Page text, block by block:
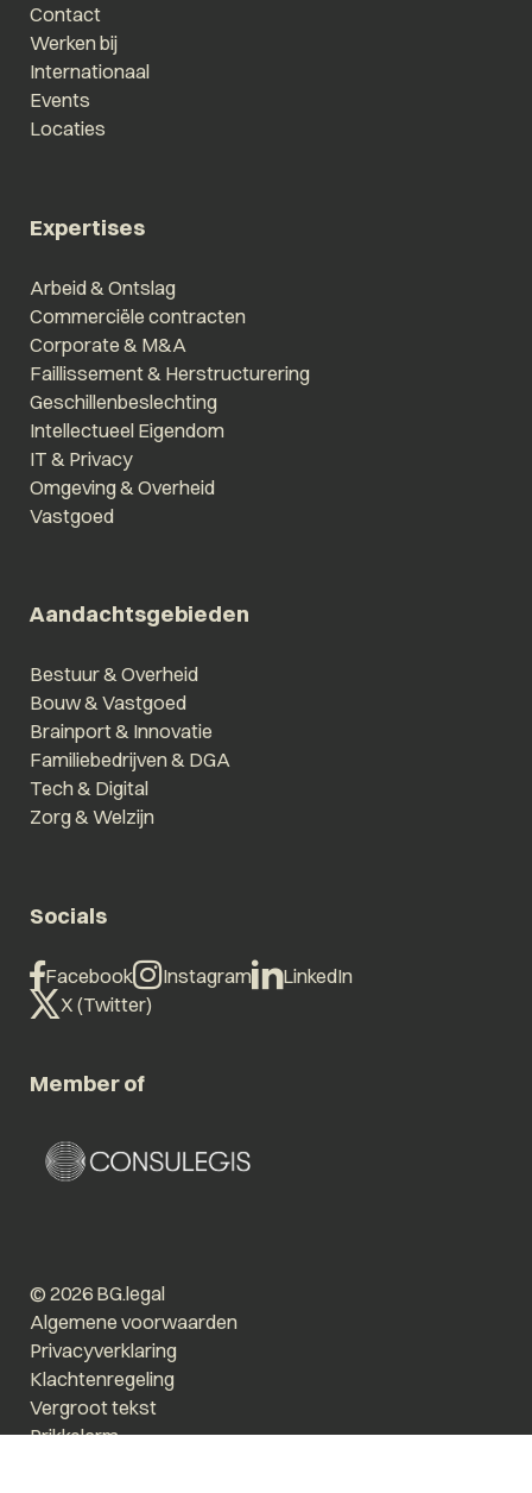
Contact
Werken bij
Internationaal
Events
Locaties
Expertises
Arbeid & Ontslag
Commerciële contracten
Corporate & M&A
Faillissement & Herstructurering
Geschillenbeslechting
Intellectueel Eigendom
IT & Privacy
Omgeving & Overheid
Vastgoed
Aandachtsgebieden
Bestuur & Overheid
Bouw & Vastgoed
Brainport & Innovatie
Familiebedrijven & DGA
Tech & Digital
Zorg & Welzijn
Socials
Facebook Instagram
LinkedIn
X (Twitter)
Member of
© 2026 BG.legal
Algemene voorwaarden
Privacyverklaring
Klachtenregeling
Vergroot tekst
Prikkelarm